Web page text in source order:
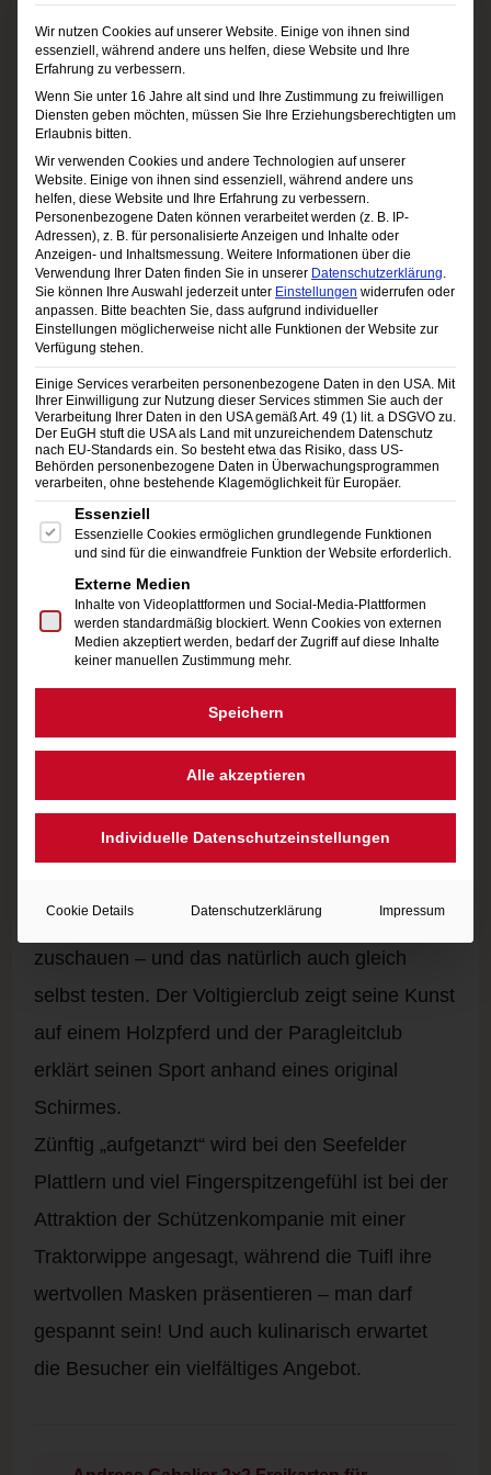
Nach einigen Jahren Pause haben sich im
vergangenen Jahr, koordiniert vom
Tourismusverband Seefeld, rund zehn Vereine
zusammen getan, um das Seefelder Dorffest
wieder zu beleben. Der Erfolg war fulminant,
zahlreiche Gäste und Einheimische erlebten
einen tollen Tag. Heuer lautet die Devise: noch
größer, noch mehr Attraktionen und Highlights,
noch mehr Spaß und Action.
Das Fest beginnt um, 14.00 Uhr mit den
„Höpfeler Blechzigarren“, einer kleine
Abordnung der Bürgermusikkapelle Seefeld, die
für gute Laune sorgt. Für kleine Gäste wird ein
tolles Kinderprogramm mit Mal- und
Schminkstation, so wie Instrumentenbastel-
Station und vielem mehr geboten. Abends heißt
es „Manege frei“ für den „Piccadilly Circus“,
Tiroler Oberland. Man darf sich auf eine
fulminante Show freuen!
Insgesamt elf Seefelder Vereine haben sich tolle
Attraktionen einfallen lassen: So kann man zum
Stunts in ein überdimensionales Luftkissen
zuschauen – und das natürlich auch gleich
selbst testen. Der Voltigierclub zeigt seine Kunst
auf einem Holzpferd und der Paragleitclub
erklärt seinen Sport anhand eines original
Schirmes.
Zünftig „aufgetanzt“ wird bei den Seefelder
Plattlern und viel Fingerspitzengefühl ist bei der
Attraktion der Schützenkompanie mit einer
Traktorwippe angesagt, während die Tuifl ihre
wertvollen Masken präsentieren – man darf
gespannt sein! Und auch kulinarisch erwartet
die Besucher ein vielfältiges Angebot.
Wir nutzen Cookies auf unserer Website. Einige von ihnen sind
essenziell, während andere uns helfen, diese Website und Ihre
Erfahrung zu verbessern.
Wenn Sie unter 16 Jahre alt sind und Ihre Zustimmung zu freiwilligen
Diensten geben möchten, müssen Sie Ihre Erziehungsberechtigten um
Erlaubnis bitten.
Wir verwenden Cookies und andere Technologien auf unserer
Website. Einige von ihnen sind essenziell, während andere uns
helfen, diese Website und Ihre Erfahrung zu verbessern.
Personenbezogene Daten können verarbeitet werden (z. B. IP-
Adressen), z. B. für personalisierte Anzeigen und Inhalte oder
Anzeigen- und Inhaltsmessung. Weitere Informationen über die
Verwendung Ihrer Daten finden Sie in unserer Datenschutzerklärung.
Sie können Ihre Auswahl jederzeit unter Einstellungen widerrufen oder
anpassen. Bitte beachten Sie, dass aufgrund individueller
Einstellungen möglicherweise nicht alle Funktionen der Website zur
Verfügung stehen.
Einige Services verarbeiten personenbezogene Daten in den USA. Mit
Ihrer Einwilligung zur Nutzung dieser Services stimmen Sie auch der
Verarbeitung Ihrer Daten in den USA gemäß Art. 49 (1) lit. a DSGVO zu.
Der EuGH stuft die USA als Land mit unzureichendem Datenschutz
nach EU-Standards ein. So besteht etwa das Risiko, dass US-
Behörden personenbezogene Daten in Überwachungsprogrammen
verarbeiten, ohne bestehende Klagemöglichkeit für Europäer.
Es folgt eine Liste der Service-Gruppen, für die eine
Essenziell
Essenzielle Cookies ermöglichen grundlegende Funktionen
und sind für die einwandfreie Funktion der Website erforderlich.
Externe Medien
Inhalte von Videoplattformen und Social-Media-Plattformen
werden standardmäßig blockiert. Wenn Cookies von externen
Medien akzeptiert werden, bedarf der Zugriff auf diese Inhalte
keiner manuellen Zustimmung mehr.
Speichern
Alle akzeptieren
Individuelle Datenschutzeinstellungen
Cookie Details Datenschutzerklärung Impressum